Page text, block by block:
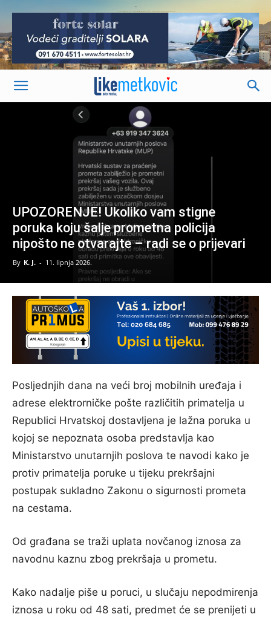
-
UPOZORENJE! Ukoliko vam stigne
poruka koju šalje prometna policija
nipošto ne otvarajte – radi se o prijevari
By K. J. - 11. lipnja 2026.
Posljednjih dana na veći broj mobilnih uređaja i
adrese elektrorničke pošte različitih primatelja u
Republici Hrvatskoj dostavljena je lažna poruka u
kojoj se nepoznata osoba predstavlja kao
Ministarstvo unutarnjih poslova te navodi kako je
protiv primatelja poruke u tijeku prekršajni
postupak sukladno Zakonu o sigurnosti prometa
na cestama.
Od građana se traži uplata novčanog iznosa za
navodnu kaznu zbog prekršaja u prometu.
Kako nadalje piše u poruci, u slučaju nepodmirenja
iznosa u roku od 48 sati, predmet će se prenijeti u